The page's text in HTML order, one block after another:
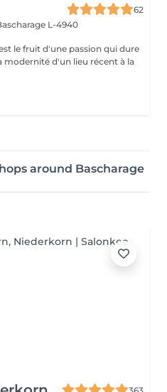
62
L-4940
le fruit d'une passion qui dure
modernité d'un lieu récent à la
around Bascharage